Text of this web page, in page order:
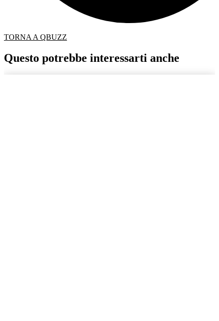
TORNA A QBUZZ
Questo potrebbe interessarti anche